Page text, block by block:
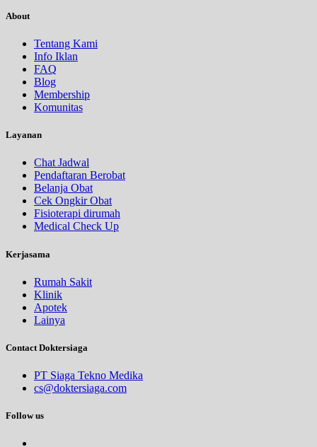
About
Tentang Kami
Info Iklan
FAQ
Blog
Membership
Komunitas
Layanan
Chat Jadwal
Pendaftaran Berobat
Belanja Obat
Cek Ongkir Obat
Fisioterapi dirumah
Medical Check Up
Kerjasama
Rumah Sakit
Klinik
Apotek
Lainya
Contact Doktersiaga
PT Siaga Tekno Medika
cs@doktersiaga.com
Follow us